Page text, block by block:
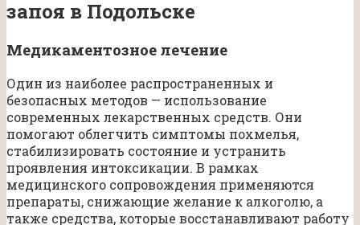
запоя в Подольске
Медикаментозное лечение
Один из наиболее распространенных и
безопасных методов — использование
современных лекарственных средств. Они
помогают облегчить симптомы похмелья,
стабилизировать состояние и устранить
проявления интоксикации. В рамках
медицинского сопровождения применяются
препараты, снижающие желание к алкоголю, а
также средства, которые восстанавливают работу